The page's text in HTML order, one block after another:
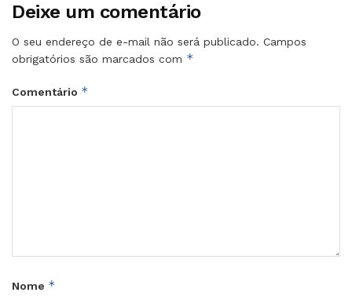
Deixe um comentário
O seu endereço de e-mail não será publicado. Campos
obrigatórios são marcados com *
Comentário *
Nome *